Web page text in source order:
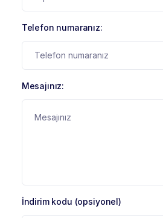
Telefon numaranız:
Mesajınız:
İndirim kodu (opsiyonel)